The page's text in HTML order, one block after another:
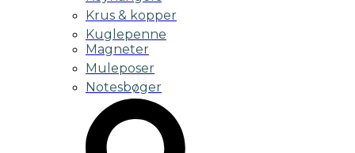
Krus & kopper
Kuglepenne
Magneter
Muleposer
Notesbøger